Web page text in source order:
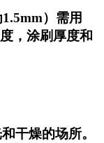
）需用
，涂刷厚度和
干燥的场所。